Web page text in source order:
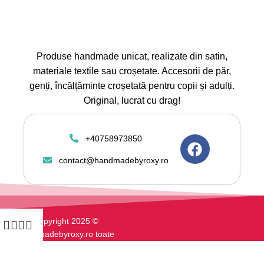
Produse handmade unicat, realizate din satin,
materiale textile sau croșetate. Accesorii de păr,
genți, încălțăminte croșetată pentru copii și adulți.
Original, lucrat cu drag!
+40758973850
contact@handmadebyroxy.ro
Copyright 2025 ©
Handmadebyroxy.ro toate